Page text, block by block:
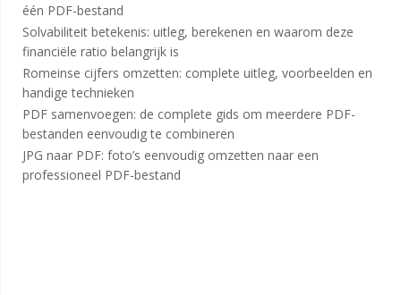
één PDF-bestand
Solvabiliteit betekenis: uitleg, berekenen en waarom deze
financiële ratio belangrijk is
Romeinse cijfers omzetten: complete uitleg, voorbeelden en
handige technieken
PDF samenvoegen: de complete gids om meerdere PDF-
bestanden eenvoudig te combineren
JPG naar PDF: foto’s eenvoudig omzetten naar een
professioneel PDF-bestand